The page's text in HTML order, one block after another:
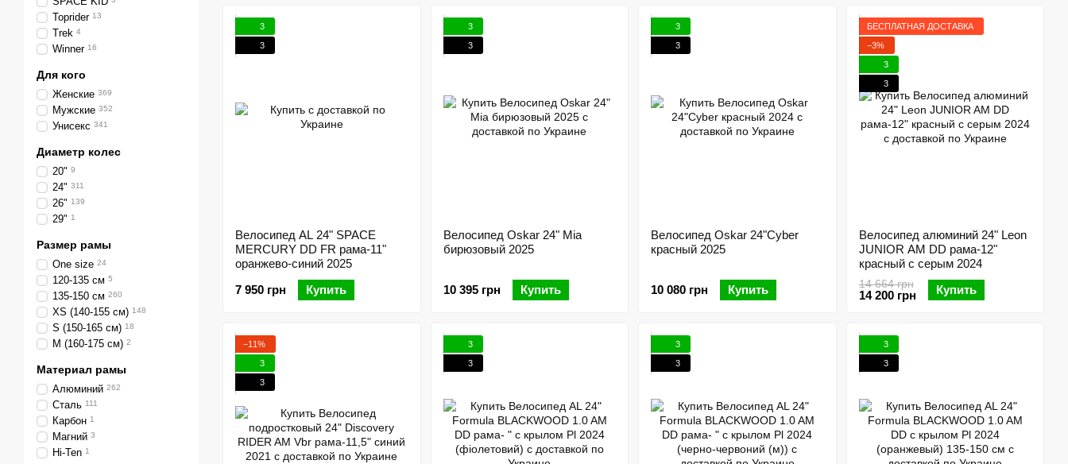
3
3
Велосипед AL 24" SPACE
MERCURY DD FR рама-11"
оранжево-синий 2025
7 950 грн
Купить
3
3
Велосипед Oskar 24" Mia
бирюзовый 2025
10 395 грн Купить
3
3
Велосипед Oskar 24"Cyber
красный 2025
10 080 грн Купить
БЕСПЛАТНАЯ ДОСТАВКА
−3%
3
3
Велосипед алюминий 24" Leon
JUNIOR AM DD рама-12"
красный с серым 2024
14 664 грн
14 200 грн Купить
−11%
3
3
3
3
3
3
3
3
Toprider 13
Trek 4
Winner 16
Для кого
Женские 369
Мужские 352
Унисекс 341
Диаметр колес
20" 9
24" 311
26" 139
29" 1
Размер рамы
One size 24
120-135 см 5
135-150 см 260
XS (140-155 см) 148
S (150-165 см) 18
M (160-175 см) 2
Материал рамы
Алюминий 262
Сталь 111
Карбон 1
Магний 3
Hi-Ten 1